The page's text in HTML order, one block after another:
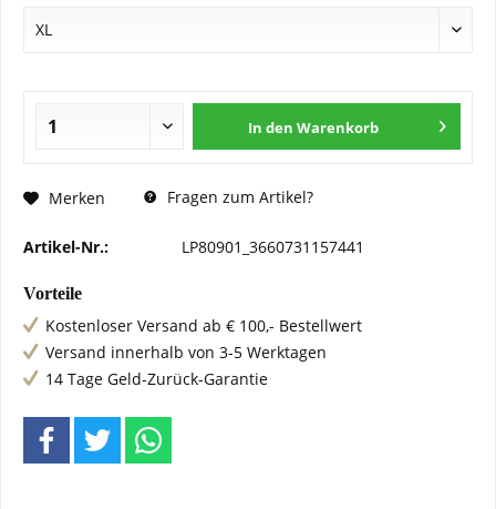
In den Warenkorb
Merken Fragen zum Artikel?
Artikel-Nr.: LP80901_3660731157441
Vorteile
Kostenloser Versand ab € 100,- Bestellwert
Versand innerhalb von 3-5 Werktagen
14 Tage Geld-Zurück-Garantie